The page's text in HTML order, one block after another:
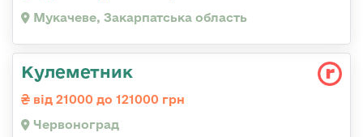
Мукачеве, Закарпатська область
Кулеметник
від 21000 до 121000 грн
Червоноград